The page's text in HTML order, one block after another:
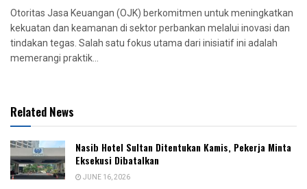
Otoritas Jasa Keuangan (OJK) berkomitmen untuk meningkatkan
kekuatan dan keamanan di sektor perbankan melalui inovasi dan
tindakan tegas. Salah satu fokus utama dari inisiatif ini adalah
memerangi praktik...
Related News
Nasib Hotel Sultan Ditentukan Kamis, Pekerja Minta
Eksekusi Dibatalkan
JUNE 16, 2026